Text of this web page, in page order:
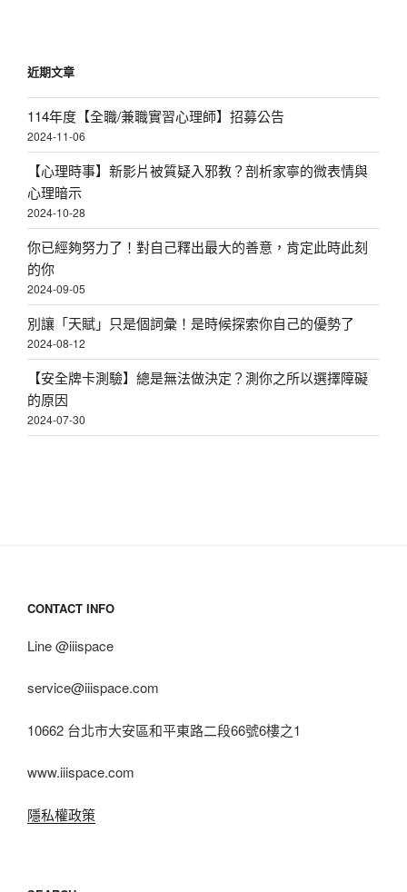
近期文章
114年度【全職/兼職實習心理師】招募公告
2024-11-06
【心理時事】新影片被質疑入邪教？剖析家寧的微表情與
心理暗示
2024-10-28
你已經夠努力了！對自己釋出最大的善意，肯定此時此刻
的你
2024-09-05
別讓「天賦」只是個詞彙！是時候探索你自己的優勢了
2024-08-12
【安全牌卡測驗】總是無法做決定？測你之所以選擇障礙
的原因
2024-07-30
CONTACT INFO
Line @iiispace
service@iiispace.com
10662 台北市大安區和平東路二段66號6樓之1
www.iiispace.com
隱私權政策